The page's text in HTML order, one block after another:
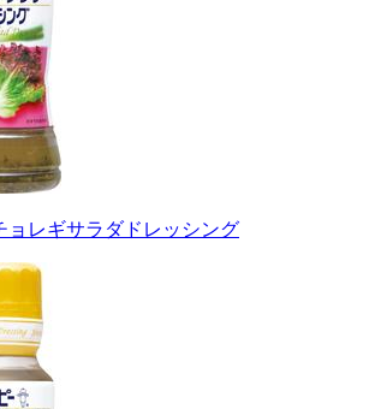
ョレギサラダドレッシング